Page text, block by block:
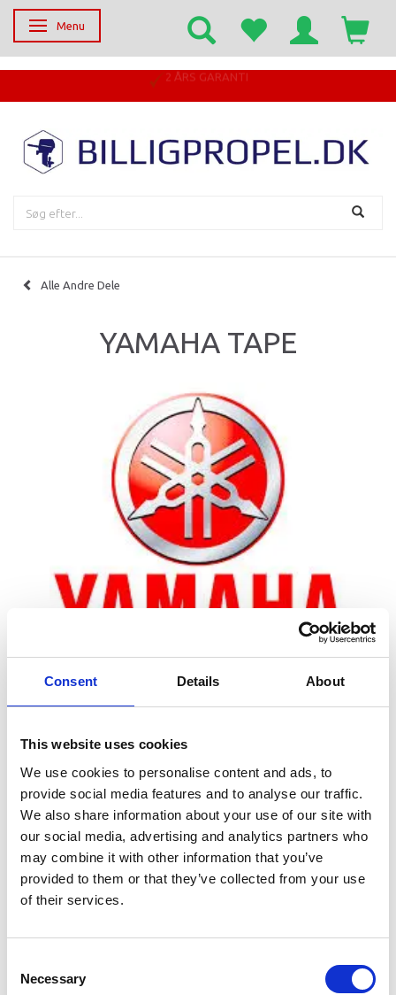
Consent Details About
This website uses cookies
We use cookies to personalise content and ads, to
provide social media features and to analyse our traffic.
We also share information about your use of our site with
our social media, advertising and analytics partners who
may combine it with other information that you’ve
provided to them or that they’ve collected from your use
of their services.
Selection
Necessary
Skifte navigation
Menu
Alle Andre Dele
YAMAHA TAPE
Leveringstid er 5-6 dag(e)
Model/varenr.: F0N655782000
251,38 DKK
Læg i kurv